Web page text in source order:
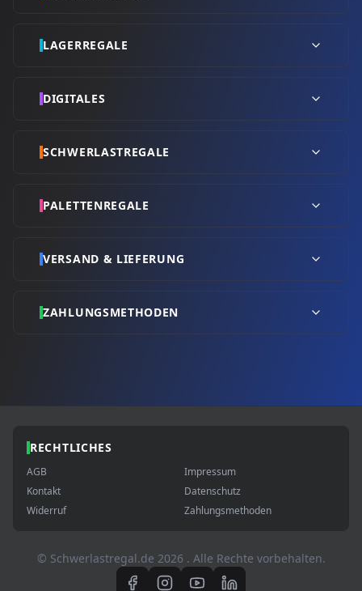
LAGERREGALE
DIGITALES
SCHWERLASTREGALE
PALETTENREGALE
VERSAND & LIEFERUNG
ZAHLUNGSMETHODEN
RECHTLICHES
AGB
Impressum
Kontakt
Datenschutz
Widerruf
Zahlungsmethoden
© Schwerlastregal.de 2026 . Alle Rechte vorbehalten.